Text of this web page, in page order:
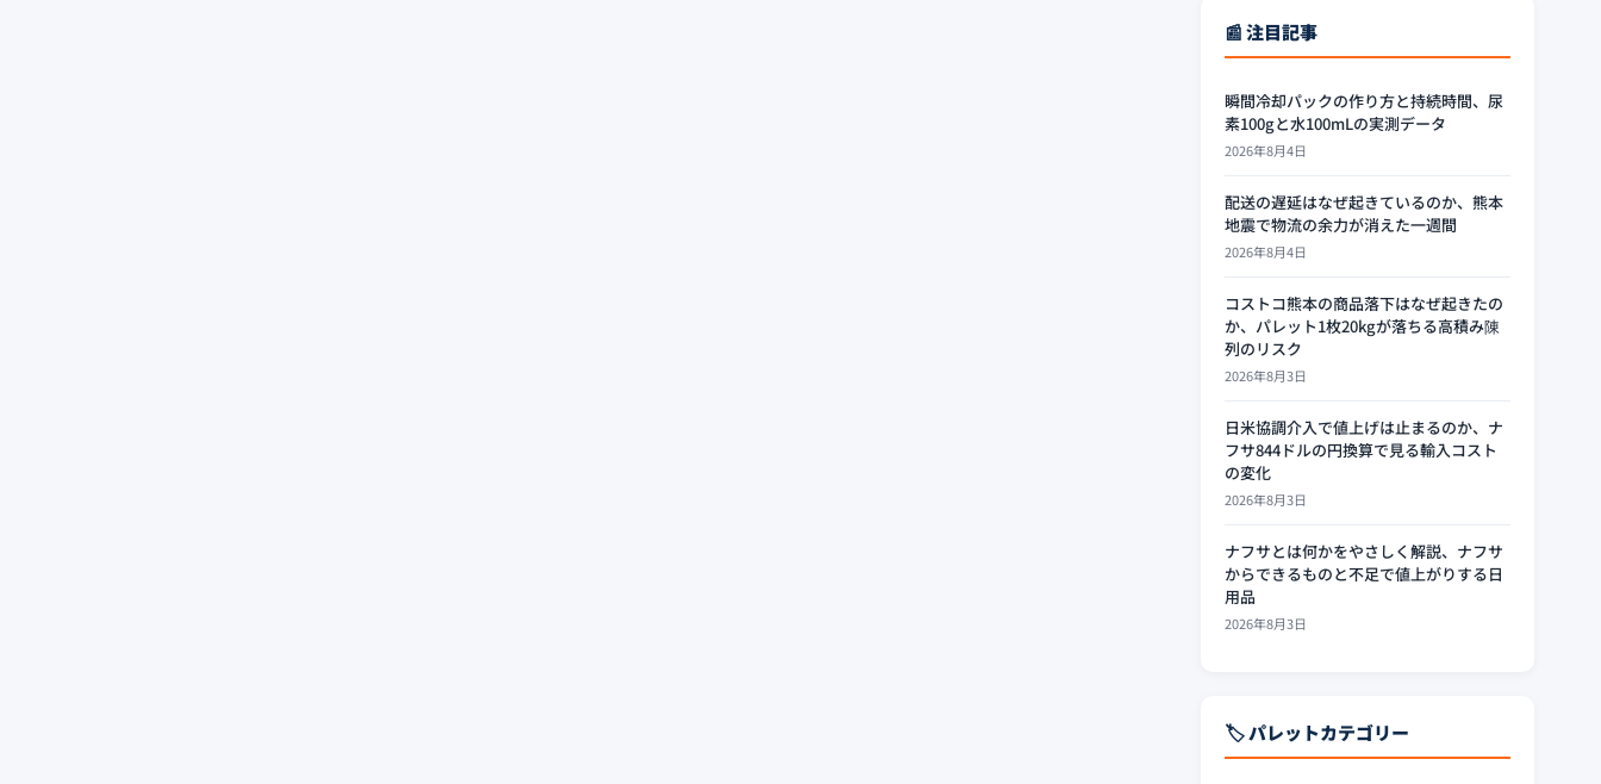
📰 注目記事
瞬間冷却パックの作り方と持続時間、尿
素100gと水100mLの実測データ
2026年8月4日
配送の遅延はなぜ起きているのか、熊本
地震で物流の余力が消えた一週間
2026年8月4日
コストコ熊本の商品落下はなぜ起きたの
か、パレット1枚20kgが落ちる高積み陳
列のリスク
2026年8月3日
日米協調介入で値上げは止まるのか、ナ
フサ844ドルの円換算で見る輸入コスト
の変化
2026年8月3日
ナフサとは何かをやさしく解説、ナフサ
からできるものと不足で値上がりする日
用品
2026年8月3日
🏷️ パレットカテゴリー